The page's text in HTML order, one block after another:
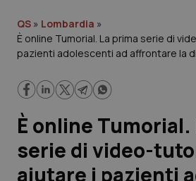
Governo e Parlamento
Regioni e Asl
Lavoro e Professioni
Scienza e Farmaci
Studi e Analisi
QS » Lombardia »
È online Tumorial. La prima serie di
pazienti adolescenti ad affrontare la
È online Tumorial.
serie di video-
aiutare i pazienti